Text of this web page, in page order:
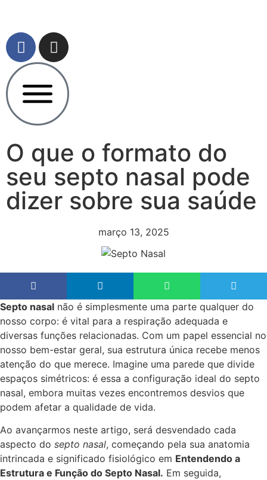
O que o formato do
seu septo nasal pode
dizer sobre sua saúde
março 13, 2025
Septo nasal não é simplesmente uma parte qualquer do
nosso corpo: é vital para a respiração adequada e
diversas funções relacionadas. Com um papel essencial no
nosso bem-estar geral, sua estrutura única recebe menos
atenção do que merece. Imagine uma parede que divide
espaços simétricos: é essa a configuração ideal do septo
nasal, embora muitas vezes encontremos desvios que
podem afetar a qualidade de vida.
Ao avançarmos neste artigo, será desvendado cada
aspecto do septo nasal, começando pela sua anatomia
intrincada e significado fisiológico em Entendendo a
Estrutura e Função do Septo Nasal. Em seguida,